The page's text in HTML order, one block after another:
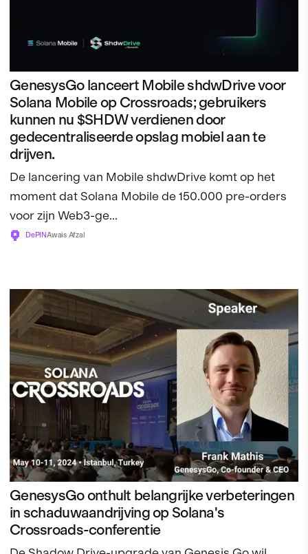
GenesysGo lanceert Mobile shdwDrive voor
Solana Mobile op Crossroads; gebruikers
kunnen nu $SHDW verdienen door
gedecentraliseerde opslag mobiel aan te
drijven.
De lancering van Mobile shdwDrive komt op het
moment dat Solana Mobile de 150.000 pre-orders
voor zijn Web3-ge...
DePINAwais Afzal
GenesysGo onthult belangrijke verbeteringen
in schaduwaandrijving op Solana's
Crossroads-conferentie